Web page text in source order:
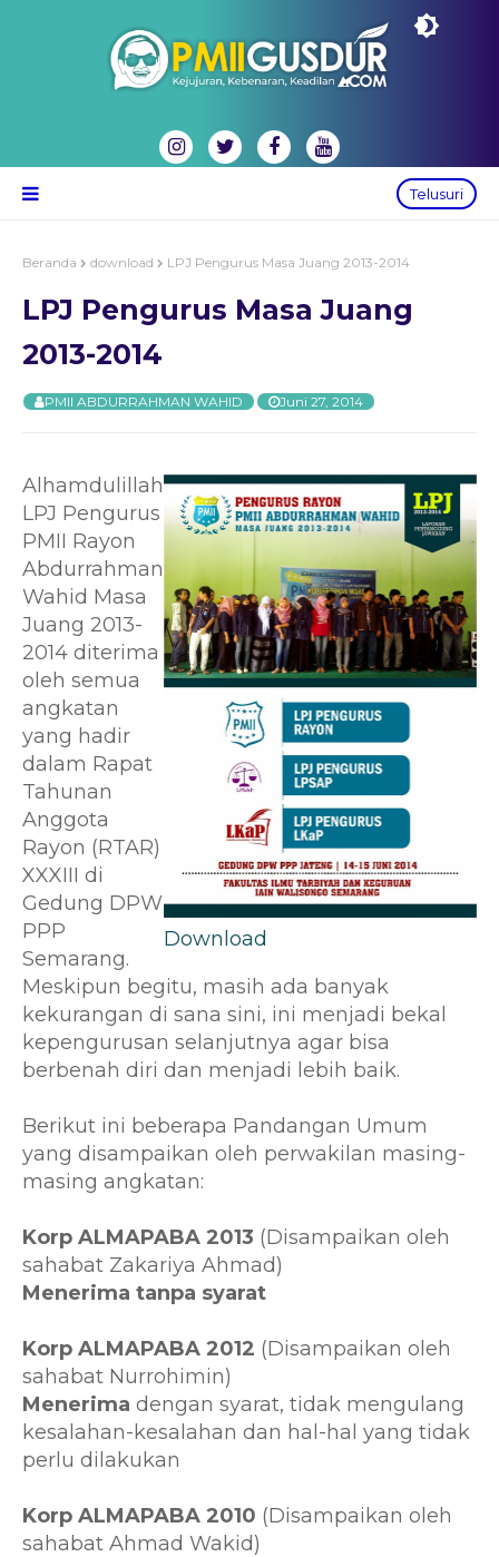
Telusuri
Beranda download LPJ Pengurus Masa Juang 2013-2014
LPJ Pengurus Masa Juang
2013-2014
PMII ABDURRAHMAN WAHID Juni 27, 2014
Download
Alhamdulillah
LPJ Pengurus
PMII Rayon
Abdurrahman
Wahid Masa
Juang 2013-
2014 diterima
oleh semua
angkatan
yang hadir
dalam Rapat
Tahunan
Anggota
Rayon (RTAR)
XXXIII di
Gedung DPW
PPP
Semarang.
Meskipun begitu, masih ada banyak
kekurangan di sana sini, ini menjadi bekal
kepengurusan selanjutnya agar bisa
berbenah diri dan menjadi lebih baik.
Berikut ini beberapa Pandangan Umum
yang disampaikan oleh perwakilan masing-
masing angkatan:
Korp ALMAPABA 2013 (Disampaikan oleh
sahabat Zakariya Ahmad)
Menerima tanpa syarat
Korp ALMAPABA 2012 (Disampaikan oleh
sahabat Nurrohimin)
Menerima dengan syarat, tidak mengulang
kesalahan-kesalahan dan hal-hal yang tidak
perlu dilakukan
Korp ALMAPABA 2010 (Disampaikan oleh
sahabat Ahmad Wakid)